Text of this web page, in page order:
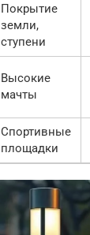
Покрытие
земли,
ступени
Высокие
мачты
Спортивные
площадки